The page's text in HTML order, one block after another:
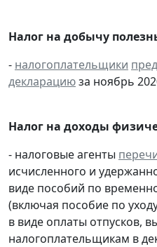
Налог на добычу
- налогоплательщики
декларациюза ноябрь
Налог на доходы
- налоговые агенты
исчисленного и
виде пособий по
(включая пособие по
в виде оплаты отпусков,
налогоплательщикам в